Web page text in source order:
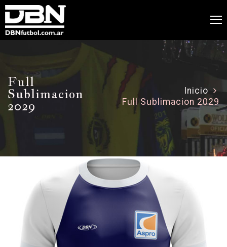
Full
Sublimacion
2029
Inicio
Full Sublimacion 2029